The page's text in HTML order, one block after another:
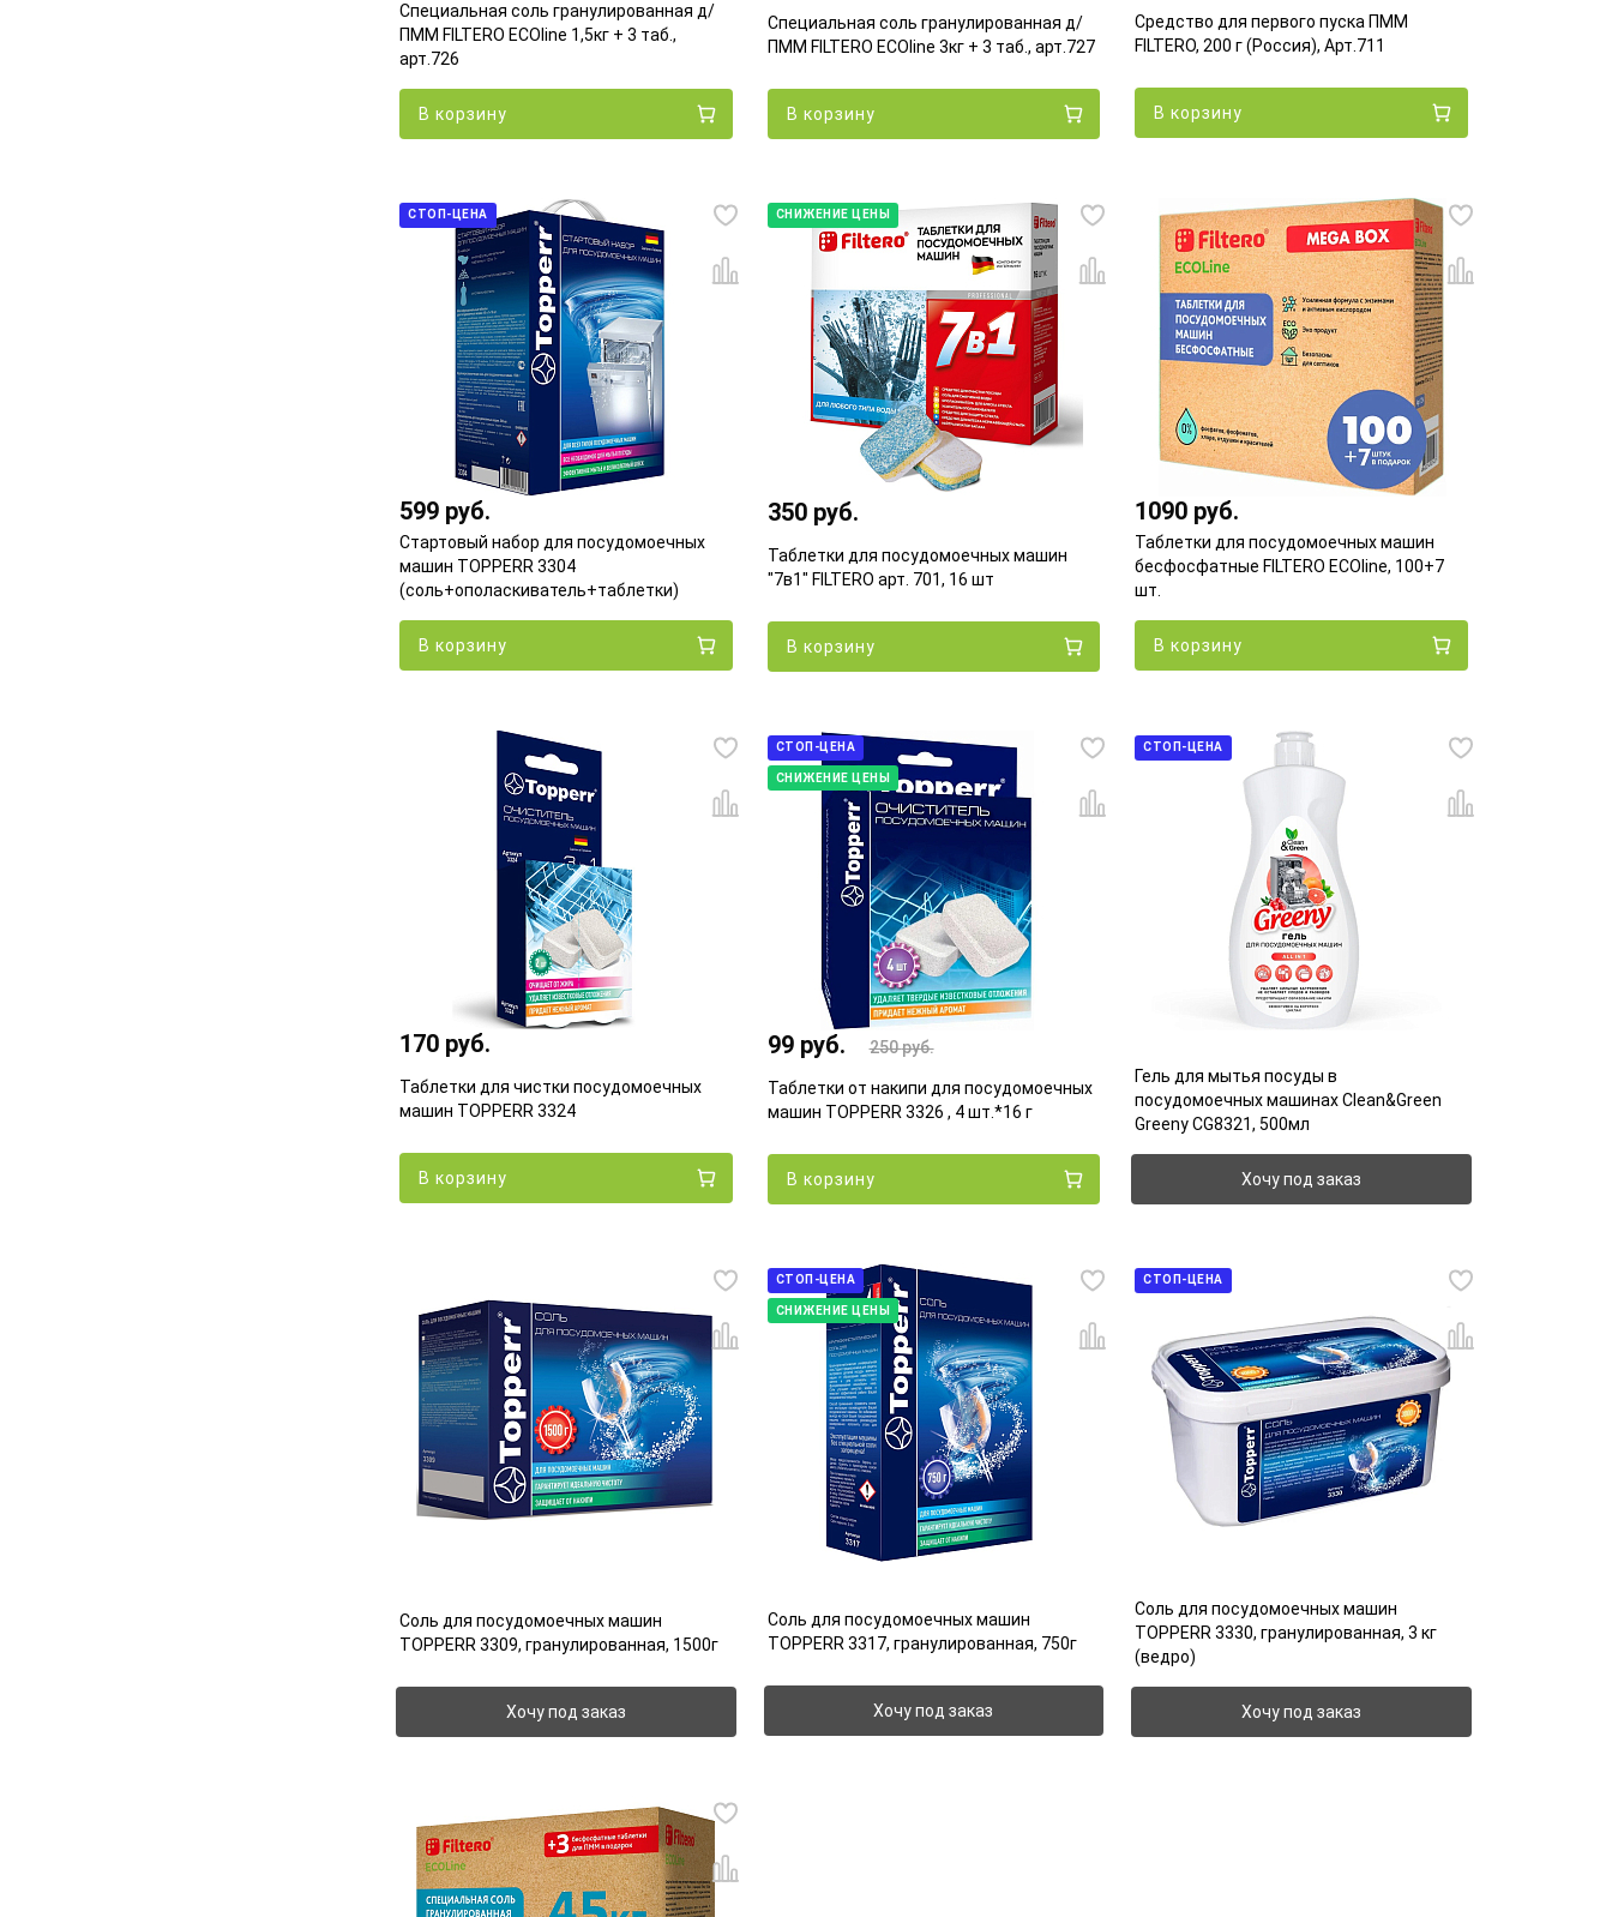
Специальная соль гранулированная д/
ПММ FILTERO ECOline 1,5кг + 3 таб.,
арт.726
В корзину
Специальная соль гранулированная д/
ПММ FILTERO ECOline 3кг + 3 таб., арт.727
В корзину
Средство для первого пуска ПММ
FILTERO, 200 г (Россия), Арт.711
В корзину
СТОП-ЦЕНА
599 руб.
Стартовый набор для посудомоечных
машин TOPPERR 3304
(соль+ополаскиватель+таблетки)
В корзину
СНИЖЕНИЕ ЦЕНЫ
350 руб.
Таблетки для посудомоечных машин
"7в1" FILTERO арт. 701, 16 шт
В корзину
1090 руб.
Таблетки для посудомоечных машин
бесфосфатные FILTERO ECOline, 100+7
шт.
В корзину
170 руб.
Таблетки для чистки посудомоечных
машин TOPPERR 3324
В корзину
СТОП-ЦЕНА
СНИЖЕНИЕ ЦЕНЫ
99 руб. 250руб.
Таблетки от накипи для посудомоечных
машин TOPPERR 3326 , 4 шт.*16 г
В корзину
СТОП-ЦЕНА
Гель для мытья посуды в
посудомоечных машинах Clean&Green
Greeny CG8321, 500мл
Хочу под заказ
Соль для посудомоечных машин
TOPPERR 3309, гранулированная, 1500г
Хочу под заказ
СТОП-ЦЕНА
СНИЖЕНИЕ ЦЕНЫ
Соль для посудомоечных машин
TOPPERR 3317, гранулированная, 750г
Хочу под заказ
СТОП-ЦЕНА
Соль для посудомоечных машин
TOPPERR 3330, гранулированная, 3 кг
(ведро)
Хочу под заказ